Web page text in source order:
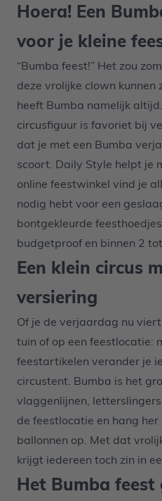
Hoera! Een
voor je kleine
“Bumba feest!” Het zou
deze vrolijke clown kunnen
heeft Bumba namelijk
circusfiguur is favoriet bij
dat je met een Bumba
scoort. Daily Style helpt je
online feestwinkel vind je
nodig hebt voor een
bontgekleurde
budgetproof en binnen 2
Een klein circus
versiering
Of je de verjaardag nu
tuin of op een feestlocatie:
feestartikelen verander je
circustent. Bumba is het
vlaggenlijnen,
de feestlocatie en hang
ballonnen op. Met dat
krijgt iedereen toch zin in
Het Bumba feest